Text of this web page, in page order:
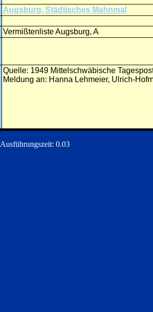
Augsburg, Städtisches Mahnmal
Vermißtenliste Augsburg, A
Quelle: 1949 Mittelschwäbische
Meldung an: Hanna Lehmeier, Ulrich-
Ausführungszeit: 0.03